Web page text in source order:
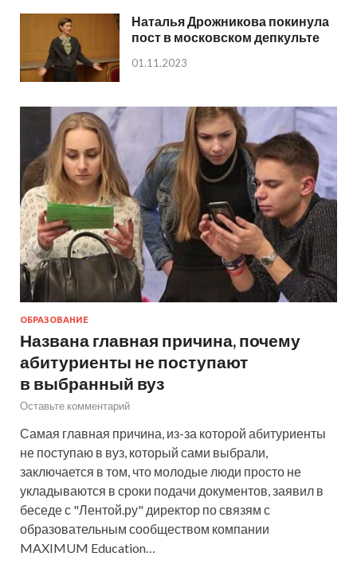
Наталья Дрожникова покинула
пост в московском депкульте
01.11.2023
ОБРАЗОВАНИЕ
Названа главная причина, почему
абитуриенты не поступают
в выбранный вуз
Оставьте комментарий
Самая главная причина, из-за которой абитуриенты
не поступаю в вуз, который сами выбрали,
заключается в том, что молодые люди просто не
укладываются в сроки подачи документов, заявил в
беседе с "Лентой.ру" директор по связям с
образовательным сообществом компании
MAXIMUM Education…